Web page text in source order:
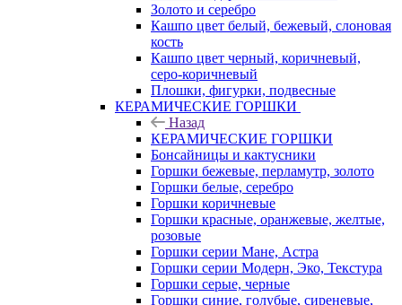
Золото и серебро
Кашпо цвет белый, бежевый, слоновая
кость
Кашпо цвет черный, коричневый,
серо-коричневый
Плошки, фигурки, подвесные
КЕРАМИЧЕСКИЕ ГОРШКИ
Назад
КЕРАМИЧЕСКИЕ ГОРШКИ
Бонсайницы и кактусники
Горшки бежевые, перламутр, золото
Горшки белые, серебро
Горшки коричневые
Горшки красные, оранжевые, желтые,
розовые
Горшки серии Мане, Астра
Горшки серии Модерн, Эко, Текстура
Горшки серые, черные
Горшки синие, голубые, сиреневые,